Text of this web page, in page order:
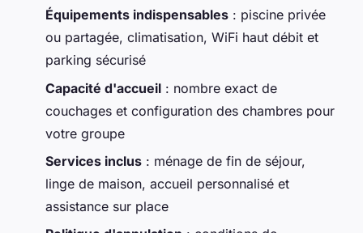
Équipements indispensables : piscine privée
ou partagée, climatisation, WiFi haut débit et
parking sécurisé
Capacité d'accueil : nombre exact de
couchages et configuration des chambres pour
votre groupe
Services inclus : ménage de fin de séjour,
linge de maison, accueil personnalisé et
assistance sur place